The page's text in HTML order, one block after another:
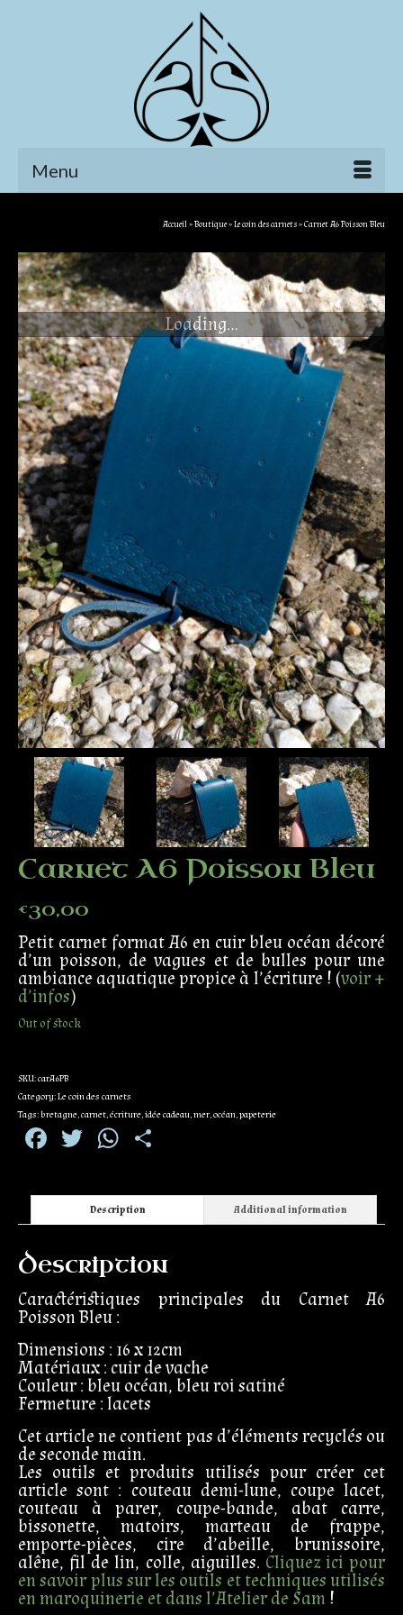
Menu
Accueil»Boutique»Le coin des carnets»Carnet A6 Poisson Bleu
Loading...
Carnet A6 Poisson Bleu
€30,00
Petit carnet format A6 en cuir bleu océan décoré
d’un poisson, de vagues et de bulles pour une
ambiance aquatique propice à l’écriture ! (voir +
d’infos)
Out of stock
SKU:carA6PB
Category:Le coin des carnets
Tags: bretagne,carnet,écriture,idée cadeau,mer,océan,papeterie
Facebook
TwitterWhatsApp
Description Additional information
Description
Caractéristiques principales du Carnet A6
Poisson Bleu :
Dimensions : 16 x 12cm
Matériaux : cuir de vache
Couleur : bleu océan, bleu roi satiné
Fermeture : lacets
Cet article ne contient pas d’éléments recyclés ou
de seconde main.
Les outils et produits utilisés pour créer cet
article sont : couteau demi-lune, coupe lacet,
couteau à parer, coupe-bande, abat carre,
bissonette, matoirs, marteau de frappe,
emporte-pièces, cire d’abeille, brunissoire,
alêne, fil de lin, colle, aiguilles. Cliquez ici pour
en savoir plus sur les outils et techniques utilisés
en maroquinerie et dans l’Atelier de Sam !